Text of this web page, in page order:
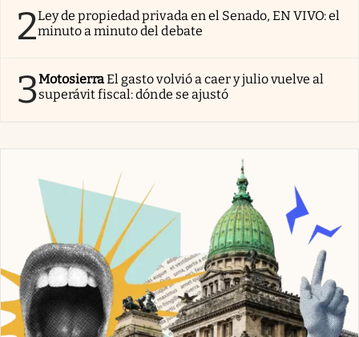
2Ley de propiedad privada en el Senado, EN VIVO: el
minuto a minuto del debate
3MotosierraEl gasto volvió a caer y julio vuelve al
superávit fiscal: dónde se ajustó